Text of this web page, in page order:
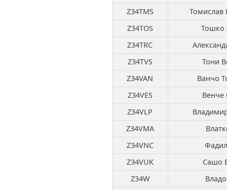
Z34TMS
Томислав
Z34TOS
Тошко
Z34TRC
Z34TVS
Тони
Z34VAN
Ванчо
Z34VES
Венче
Z34VLP
Z34VMA
Z34VNC
Z34VUK
Сашо
Z34W